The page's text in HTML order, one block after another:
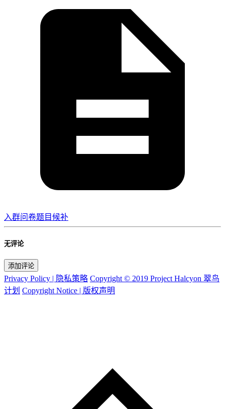
入群问卷题目候补
无评论
添加评论
Privacy Policy | 隐私策略 Copyright © 2019 Project Halcyon 翠鸟
计划 Copyright Notice | 版权声明